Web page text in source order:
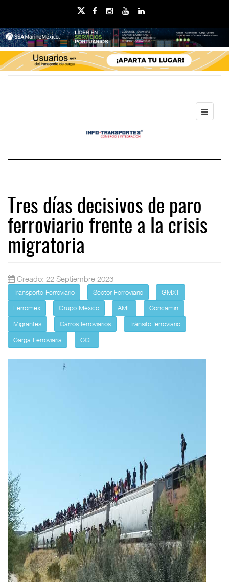
Tres días decisivos de paro
ferroviario frente a la crisis
migratoria
Creado: 22 Septiembre 2023
Transporte Ferroviario Sector Ferroviario
GMXT
Ferromex
Grupo México AMF
Concamin
Migrantes
Carros ferroviarios
Tránsito ferroviario
Carga Ferroviaria
CCE